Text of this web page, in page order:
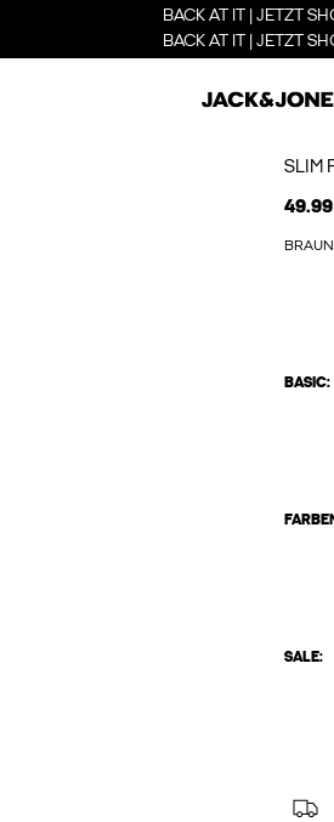
BACK AT IT | JETZT
BACK AT IT | JETZT
SLIM
BASIC:
SALE: